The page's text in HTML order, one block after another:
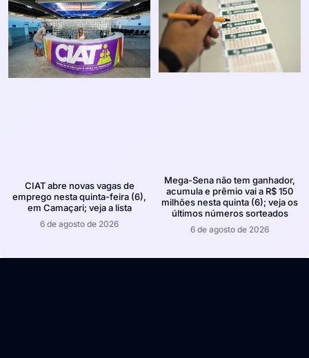
CIAT abre novas vagas de
emprego nesta quinta-feira (6),
em Camaçari; veja a lista
6 de agosto de 2026
Mega-Sena não tem ganhador,
acumula e prêmio vai a R$ 150
milhões nesta quinta (6); veja os
últimos números sorteados
6 de agosto de 2026